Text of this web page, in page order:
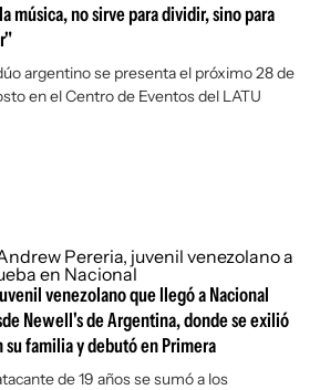
Unidos
música, no sirve para dividir, sino para
argentino se presenta el próximo 28 de
en el Centro de Eventos del LATU
venezolano que llegó a Nacional
Newell's de Argentina, donde se exilió
su familia y debutó en Primera
de 19 años se sumó a los